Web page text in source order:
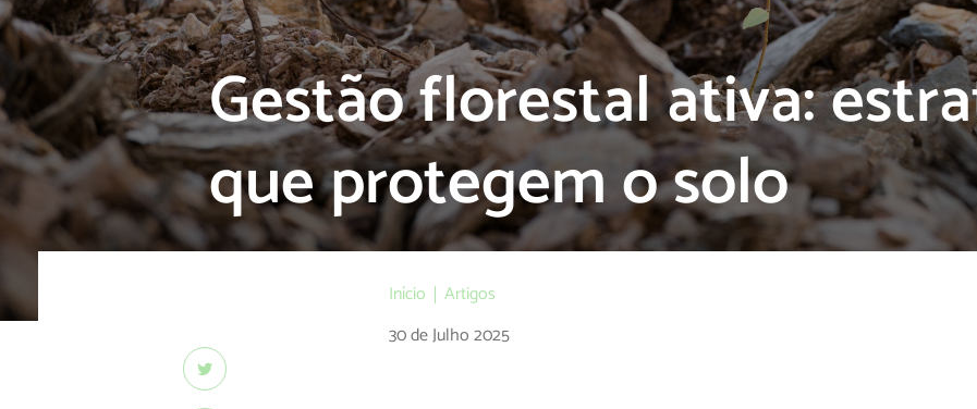
Política de Privacidade
Gestão florestal ativa:
que protegem o solo
Início
Artigos
30 de Julho 2025